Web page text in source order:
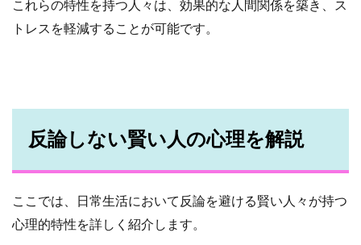
これらの特性を持つ人々は、効果的な人間関係を築き、ス
トレスを軽減することが可能です。
反論しない賢い人の心理を解説
ここでは、日常生活において反論を避ける賢い人々が持つ
心理的特性を詳しく紹介します。